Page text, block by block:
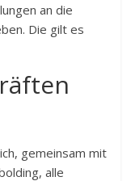
an die
Die gilt es
gemeinsam mit
alle